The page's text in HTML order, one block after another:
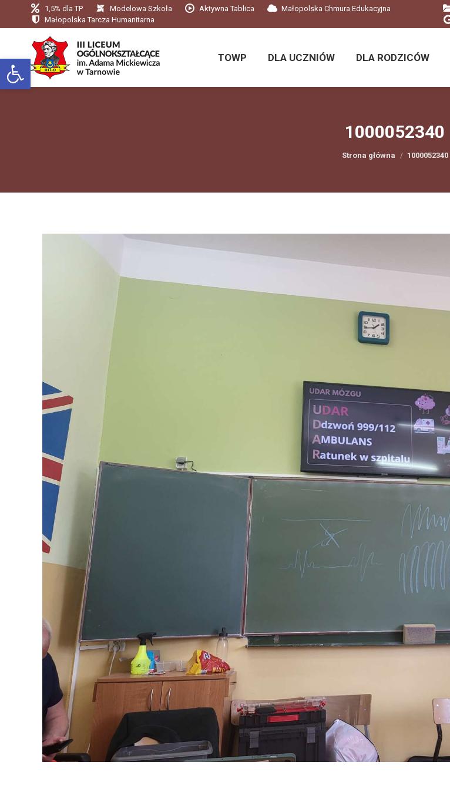
Otwórz pasek narzędzi
1,5% dla TP Modelowa Szkoła Aktywna Tablica
Małopolska Chmura Edukacyjna
Małopolska Tarcza Humanitarna
TOWP DLA UCZNIÓW DLA RODZICÓW
1000052340
Jesteś tutaj:
Strona główna 1000052340